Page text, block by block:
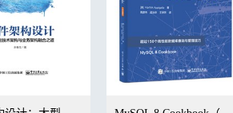
71
72
73
74
77